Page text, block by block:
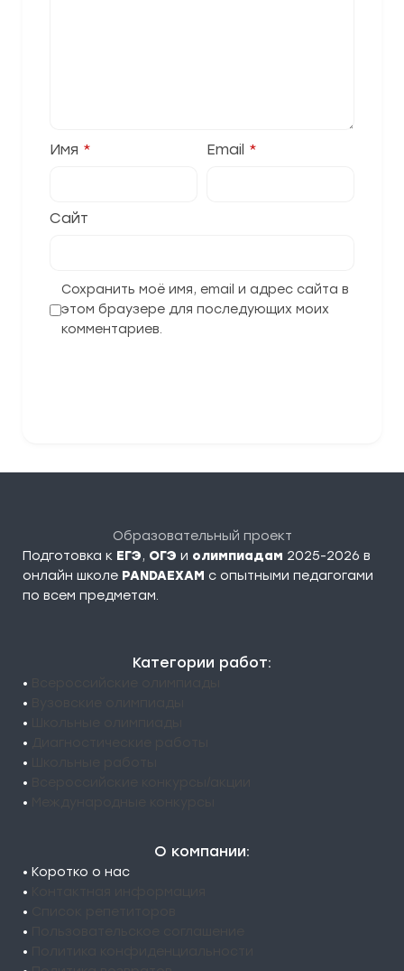
Имя * Email *
Сайт
Сохранить моё имя, email и адрес сайта в
этом браузере для последующих моих
комментариев.
Образовательный проект
Подготовка к ЕГЭ, ОГЭ и олимпиадам 2025-2026 в
онлайн школе PANDAEXAM c опытными педагогами
по всем предметам.
Категории работ:
•
•
•
•
•
•
•
О компании:
• Коротко о нас
•
•
•
•